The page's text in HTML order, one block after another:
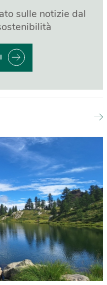
sulle notizie dal